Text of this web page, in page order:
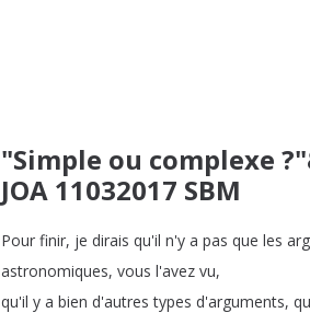
"Simple ou complexe
JOA 11032017 SBM
Pour finir, je dirais qu'il n'y a pas que les
astronomiques, vous l'avez vu,
qu'il y a bien d'autres types d'arguments,